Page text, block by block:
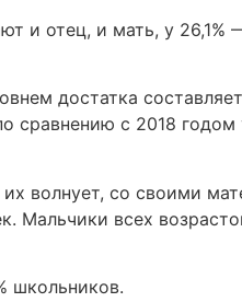
и отец, и мать, у 26,1%
достатка
сравнению с 2018
волнует, со своими
Мальчики всех
школьников.